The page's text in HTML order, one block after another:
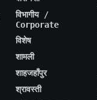
विभागीय /
Corporate
विशेष
शामली
शाहजहाँपुर
श्रावस्ती